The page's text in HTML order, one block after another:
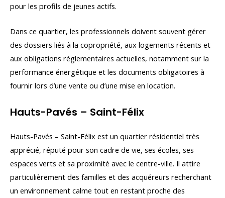
pour les profils de jeunes actifs.
Dans ce quartier, les professionnels doivent souvent gérer
des dossiers liés à la copropriété, aux logements récents et
aux obligations réglementaires actuelles, notamment sur la
performance énergétique et les documents obligatoires à
fournir lors d’une vente ou d’une mise en location.
Hauts-Pavés – Saint-Félix
Hauts-Pavés – Saint-Félix est un quartier résidentiel très
apprécié, réputé pour son cadre de vie, ses écoles, ses
espaces verts et sa proximité avec le centre-ville. Il attire
particulièrement des familles et des acquéreurs recherchant
un environnement calme tout en restant proche des